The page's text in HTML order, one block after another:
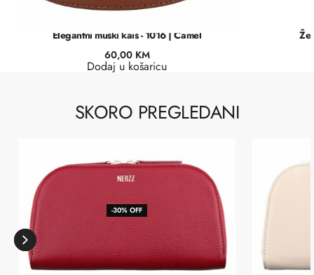
Elegantni muški kaiš - 1016 | Camel
60,00 KM
Dodaj u košaricu
SKORO PREGLEDANI
-30% OFF